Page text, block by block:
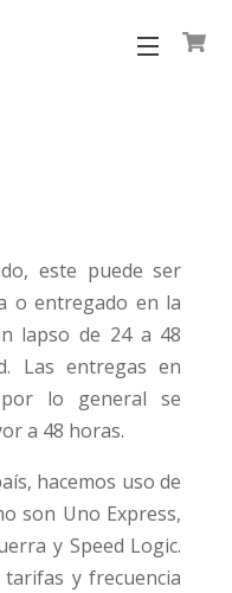
Menu
este puede ser
o entregado en la
lapso de 24 a 48
Las entregas en
lo general se
a 48 horas.
hacemos uso de
son Uno Express,
y Speed Logic.
y frecuencia